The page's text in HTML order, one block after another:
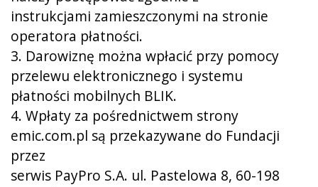
instrukcjami zamieszczonymi na stronie
operatora płatności.
3. Darowiznę można wpłacić przy pomocy
przelewu elektronicznego i systemu
płatności mobilnych BLIK.
4. Wpłaty za pośrednictwem strony
emic.com.pl są przekazywane do Fundacji
przez
serwis PayPro S.A. ul. Pastelowa 8, 60-198